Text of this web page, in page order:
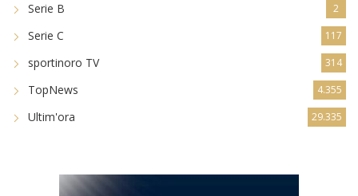
Serie B 2
Serie C 117
sportinoro TV 314
TopNews 4.355
Ultim'ora 29.335